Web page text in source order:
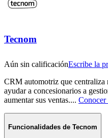
Tecnom
Aún sin calificaciónEscribe la
CRM automotriz que centraliza
ayudar a concesionarios a
aumentar sus ventas.... Conocer
Funcionalidades de Tecnom